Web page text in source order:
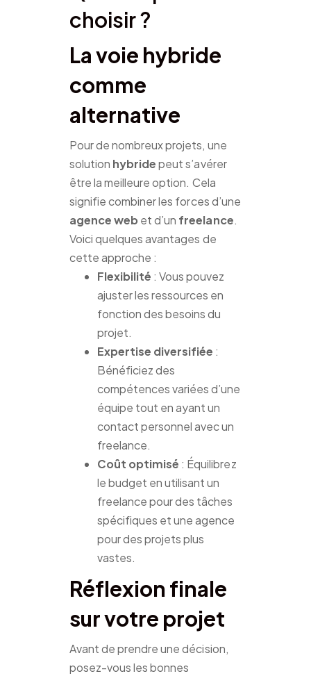
choisir ?
La voie hybride
comme
alternative
Pour de nombreux projets, une
solution hybridepeut s’avérer
être la meilleure option. Cela
signifie combiner les forces d’une
agence web et d’un freelance.
Voici quelques avantages de
cette approche :
Flexibilité : Vous pouvez
ajuster les ressources en
fonction des besoins du
projet.
Expertise diversifiée :
Bénéficiez des
compétences variées d’une
équipe tout en ayant un
contact personnel avec un
freelance.
Coût optimisé : Équilibrez
le budget en utilisant un
freelance pour des tâches
spécifiques et une agence
pour des projets plus
vastes.
Réflexion finale
sur votre projet
Avant de prendre une décision,
posez-vous les bonnes